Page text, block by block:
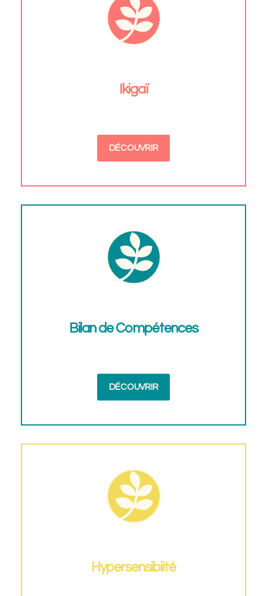
Ikigaï
DÉCOUVRIR
Bilan de Compétences
DÉCOUVRIR
Hypersensibiité